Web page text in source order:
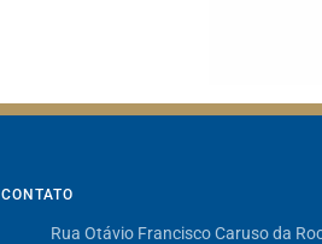
CONTATO
Rua Otávio Francisco Caruso da